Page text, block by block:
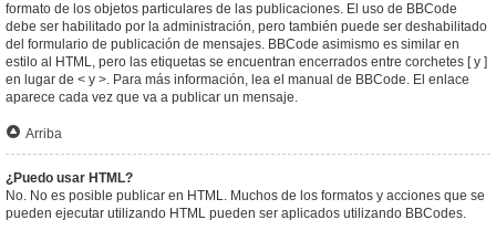
formato de los objetos particulares de las publicaciones. El uso de BBCode
debe ser habilitado por la administración, pero también puede ser deshabilitado
del formulario de publicación de mensajes. BBCode asimismo es similar en
estilo al HTML, pero las etiquetas se encuentran encerrados entre corchetes [ y ]
en lugar de < y >. Para más información, lea el manual de BBCode. El enlace
aparece cada vez que va a publicar un mensaje.
Arriba
¿Puedo usar HTML?
No. No es posible publicar en HTML. Muchos de los formatos y acciones que se
pueden ejecutar utilizando HTML pueden ser aplicados utilizando BBCodes.